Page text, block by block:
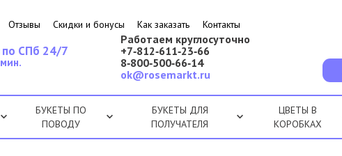
Отзывы Скидки и бонусы Как заказать Контакты
Работаем круглосуточно
+7‑812‑611‑23‑66
8‑800‑500‑66‑14
ok@rosemarkt.ru
по СПб 24/7
БУКЕТЫ ПО
ПОВОДУ
БУКЕТЫ ДЛЯ
ПОЛУЧАТЕЛЯ
ЦВЕТЫ В
КОРОБКАХ